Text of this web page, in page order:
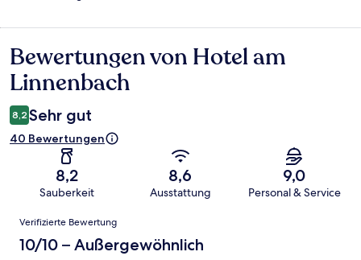
Bewertungen
Bewertungen von Hotel am
Linnenbach
8,2 Sehr gut
40 Bewertungen
8,2
Sauberkeit
8,6
Ausstattung
9,0
Personal & Service
Bewertungen
Verifizierte Bewertung
10/10 – Außergewöhnlich